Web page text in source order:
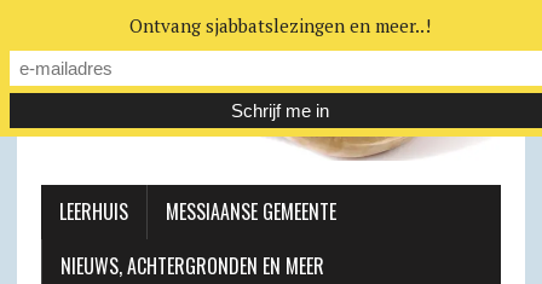
LEERHUIS
MESSIAANSE GEMEENTE
NIEUWS, ACHTERGRONDEN EN MEER
Ontvang sjabbatslezingen en meer..!